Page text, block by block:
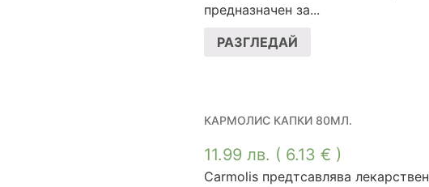
предназначен за...
РАЗГЛЕДАЙ
КАРМОЛИС КАПКИ 80МЛ.
11.99 лв. ( 6.13 € )
Carmolis предтсавлява лекарствен